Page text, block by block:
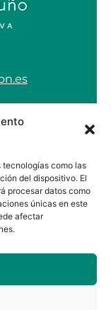
tecnologías como las
del dispositivo. El
procesar datos como
únicas en este
afectar